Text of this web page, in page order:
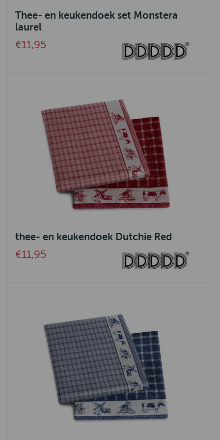
Thee- en keukendoek set Monstera
laurel
€11,95
thee- en keukendoek Dutchie Red
€11,95